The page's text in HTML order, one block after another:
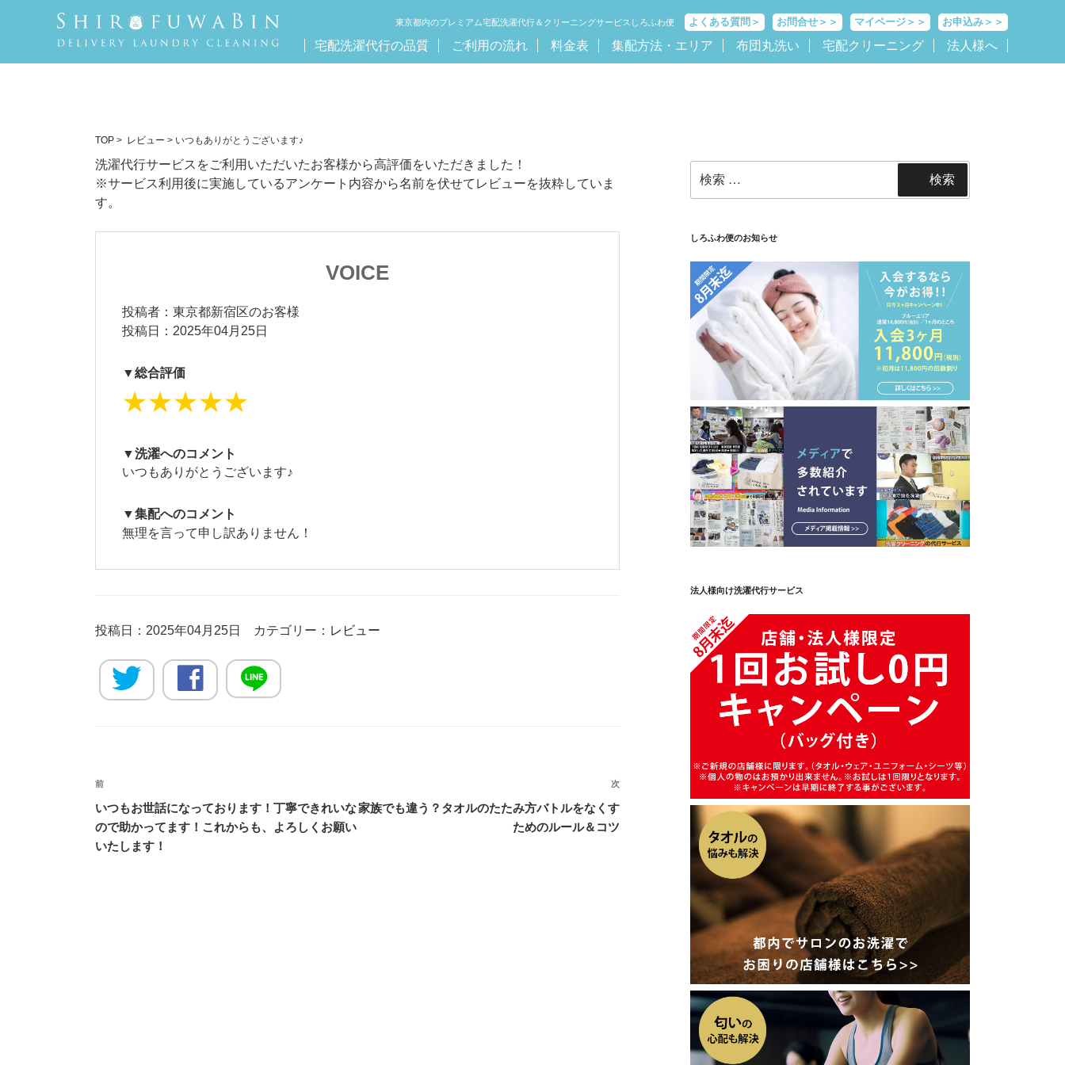
東京都内のプレミアム宅配洗濯代行＆クリーニングサービスしろふわ便 よくある質問＞ お問合せ＞＞ マイページ＞＞ お申込み＞＞
宅配洗濯代行の品質 ご利用の流れ 料金表 集配方法・エリア 布団丸洗い 宅配クリーニング 法人様へ
TOP > レビュー > いつもありがとうございます♪
洗濯代行サービスをご利用いただいたお客様から高評価をいただきました！
※サービス利用後に実施しているアンケート内容から名前を伏せてレビューを抜粋していま
す。
VOICE
投稿者：東京都新宿区のお客様
投稿日：2025年04月25日
▼総合評価
★★★★★
▼洗濯へのコメント
いつもありがとうございます♪
▼集配へのコメント
無理を言って申し訳ありません！
投稿日：2025年04月25日 カテゴリー： レビュー
投
稿
ナ
過
去
の
投
前
いつもお世話になっております！丁寧できれいな
ので助かってます！これからも、よろしくお願い
いたします！
次
家族でも違う？タオルのたたみ方バトルをなくす
ためのルール＆コツ
索:
検索
しろふわ便のお知らせ
法人様向け洗濯代行サービス